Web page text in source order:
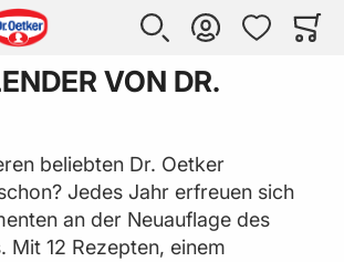
SUCHE
KONTO WUNSCHLISTE
VON DR.
beliebten Dr. Oetker
Jedes Jahr erfreuen sich
an der Neuauflage des
Mit 12 Rezepten, einem